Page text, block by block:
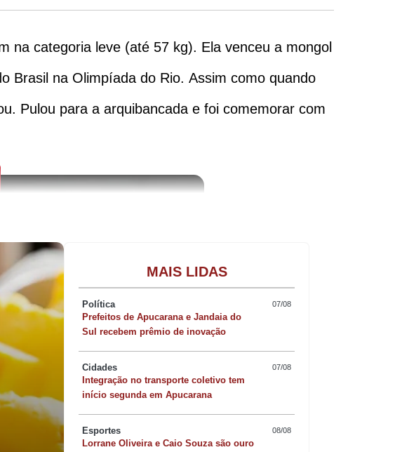
na categoria leve (até 57 kg). Ela venceu a mongol
Brasil na Olimpíada do Rio. Assim como quando
Pulou para a arquibancada e foi comemorar com
MAIS LIDAS
Política 07/08
Prefeitos de Apucarana e Jandaia do
Sul recebem prêmio de inovação
Cidades 07/08
Integração no transporte coletivo tem
início segunda em Apucarana
Esportes 08/08
Lorrane Oliveira e Caio Souza são ouro